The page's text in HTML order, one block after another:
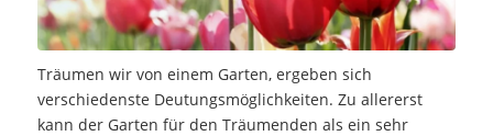
Träumen wir von einem Garten, ergeben sich
verschiedenste Deutungsmöglichkeiten. Zu allererst
kann der Garten für den Träumenden als ein sehr